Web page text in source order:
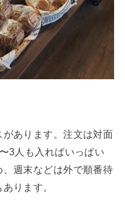
あります。注文は対面
3人も入ればいっぱい
週末などは外で順番待
ります。